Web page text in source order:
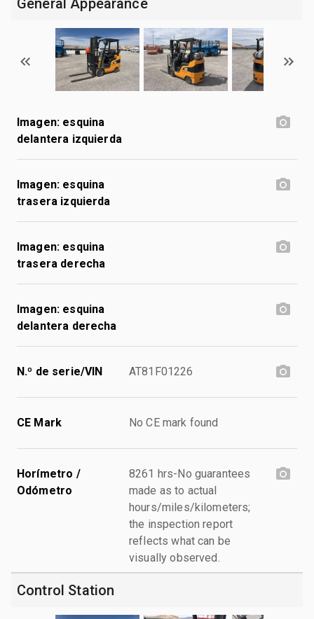
Imagen: esquina
delantera izquierda
Imagen: esquina
trasera izquierda
Imagen: esquina
trasera derecha
Imagen: esquina
delantera derecha
N.º de serie/VIN AT81F01226
CE Mark No CE mark found
Horímetro /
Odómetro
8261 hrs-No guarantees
made as to actual
hours/miles/kilometers;
the inspection report
reflects what can be
visually observed.
Control Station